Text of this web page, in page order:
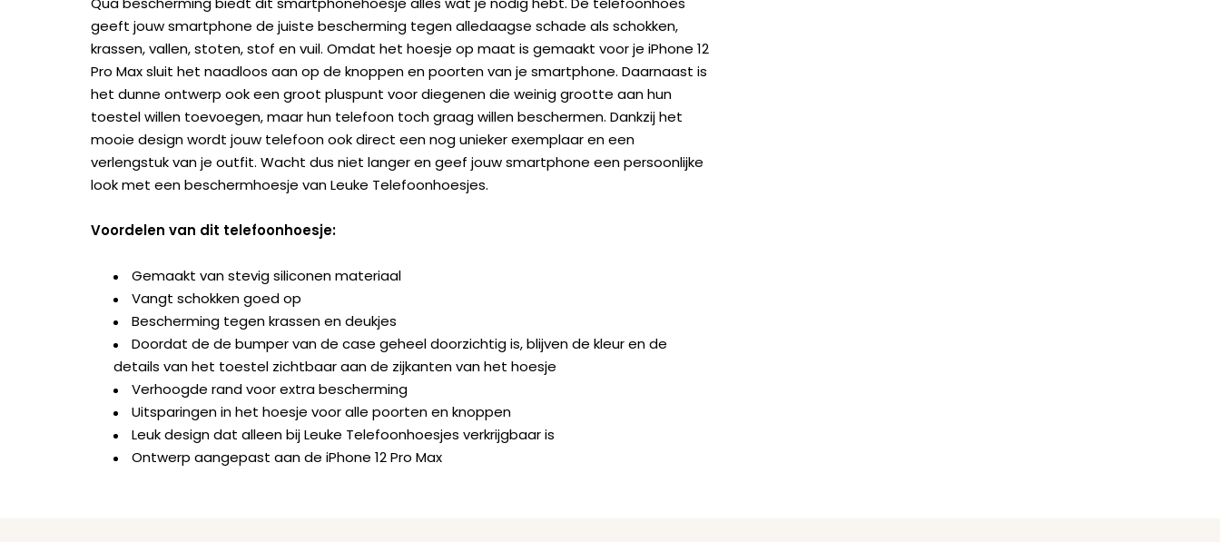
geeft jouw smartphone de juiste bescherming tegen alledaagse schade als schokken,
krassen, vallen, stoten, stof en vuil. Omdat het hoesje op maat is gemaakt voor je iPhone 12
Pro Max sluit het naadloos aan op de knoppen en poorten van je smartphone. Daarnaast is
het dunne ontwerp ook een groot pluspunt voor diegenen die weinig grootte aan hun
toestel willen toevoegen, maar hun telefoon toch graag willen beschermen. Dankzij het
mooie design wordt jouw telefoon ook direct een nog unieker exemplaar en een
verlengstuk van je outfit. Wacht dus niet langer en geef jouw smartphone een persoonlijke
look met een beschermhoesje van Leuke Telefoonhoesjes.
Voordelen van dit telefoonhoesje:
Gemaakt van stevig siliconen materiaal
Vangt schokken goed op
Bescherming tegen krassen en deukjes
Doordat de de bumper van de case geheel doorzichtig is, blijven de kleur en de
details van het toestel zichtbaar aan de zijkanten van het hoesje
Verhoogde rand voor extra bescherming
Uitsparingen in het hoesje voor alle poorten en knoppen
Leuk design dat alleen bij Leuke Telefoonhoesjes verkrijgbaar is
Ontwerp aangepast aan de iPhone 12 Pro Max